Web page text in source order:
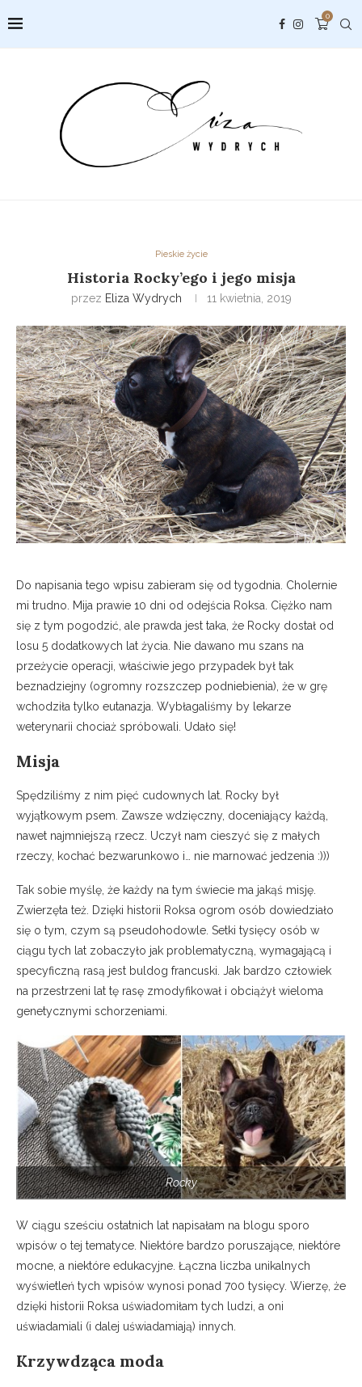
0
Pieskie życie
Historia Rocky’ego i jego misja
przez Eliza Wydrych 11 kwietnia, 2019
Do napisania tego wpisu zabieram się od tygodnia. Cholernie
mi trudno. Mija prawie 10 dni od odejścia Roksa. Ciężko nam
się z tym pogodzić, ale prawda jest taka, że Rocky dostał od
losu 5 dodatkowych lat życia. Nie dawano mu szans na
przeżycie operacji, właściwie jego przypadek był tak
beznadziejny (ogromny rozszczep podniebienia), że w grę
wchodziła tylko eutanazja. Wybłagaliśmy by lekarze
weterynarii chociaż spróbowali. Udało się!
Misja
Spędziliśmy z nim pięć cudownych lat. Rocky był
wyjątkowym psem. Zawsze wdzięczny, doceniający każdą,
nawet najmniejszą rzecz. Uczył nam cieszyć się z małych
rzeczy, kochać bezwarunkowo i… nie marnować jedzenia :)))
Tak sobie myślę, że każdy na tym świecie ma jakąś misję.
Zwierzęta też. Dzięki historii Roksa ogrom osób dowiedziało
się o tym, czym są pseudohodowle. Setki tysięcy osób w
ciągu tych lat zobaczyło jak problematyczną, wymagającą i
specyficzną rasą jest buldog francuski. Jak bardzo człowiek
na przestrzeni lat tę rasę zmodyfikował i obciążył wieloma
genetycznymi schorzeniami.
Rocky
W ciągu sześciu ostatnich lat napisałam na blogu sporo
wpisów o tej tematyce. Niektóre bardzo poruszające, niektóre
mocne, a niektóre edukacyjne. Łączna liczba unikalnych
wyświetleń tych wpisów wynosi ponad 700 tysięcy. Wierzę, że
dzięki historii Roksa uświadomiłam tych ludzi, a oni
uświadamiali (i dalej uświadamiają) innych.
Krzywdząca moda